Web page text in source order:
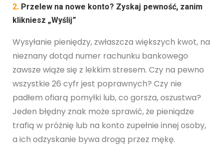
2. Przelew na nowe konto? Zyskaj pewność, zanim
klikniesz „Wyślij”
Wysyłanie pieniędzy, zwłaszcza większych kwot, na
nieznany dotąd numer rachunku bankowego
zawsze wiąże się z lekkim stresem. Czy na pewno
wszystkie 26 cyfr jest poprawnych? Czy nie
padłem ofiarą pomyłki lub, co gorsza, oszustwa?
Jeden błędny znak może sprawić, że pieniądze
trafią w próżnię lub na konto zupełnie innej osoby,
a ich odzyskanie bywa drogą przez mękę.